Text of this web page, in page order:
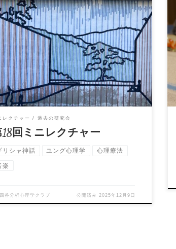
ミニレクチャー：ギリシャ神話のエコー
聴くことの心理学 講 師：兼城賢志 日
[…]
レクチャー 過去の研究会
回ミニレクチャー
リシャ神話 ユング心理学 心理療法
楽
四谷分析心理学クラブ 公開済み 2025年12月9日